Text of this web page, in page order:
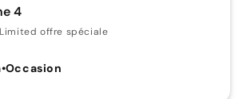
4
Limited offre spéciale
•Occasion